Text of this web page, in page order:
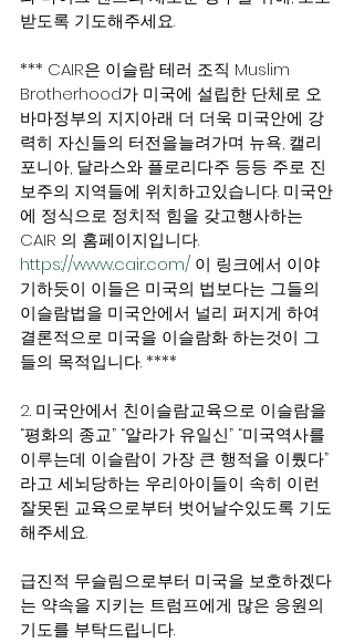
받도록 기도해주세요.
*** CAIR은 이슬람 테러 조직 Muslim
Brotherhood가 미국에 설립한 단체로 오
바마정부의 지지아래 더 더욱 미국안에 강
력히 자신들의 터전을늘려가며 뉴욕, 캘리
포니아, 달라스와 플로리다주 등등 주로 진
보주의 지역들에 위치하고있습니다. 미국안
에 정식으로 정치적 힘을 갖고행사하는
CAIR 의 홈페이지입니다.
https://www.cair.com/ 이 링크에서 이야
기하듯이 이들은 미국의 법보다는 그들의
이슬람법을 미국안에서 널리 퍼지게 하여
결론적으로 미국을 이슬람화 하는것이 그
들의 목적입니다. ****
2. 미국안에서 친이슬람교육으로 이슬람을
“평화의 종교” “알라가 유일신” “미국역사를
이루는데 이슬람이 가장 큰 행적을 이뤘다”
라고 세뇌당하는 우리아이들이 속히 이런
잘못된 교육으로부터 벗어날수있도록 기도
해주세요.
급진적 무슬림으로부터 미국을 보호하겠다
는 약속을 지키는 트럼프에게 많은 응원의
기도를 부탁드립니다.